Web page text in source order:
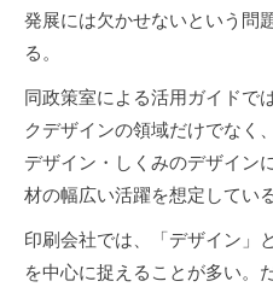
発展には欠かせないという問
る。
同政策室による活用ガイドで
クデザインの領域だけでなく
デザイン・しくみのデザイン
材の幅広い活躍を想定している
印刷会社では、「デザイン」
を中心に捉えることが多い。